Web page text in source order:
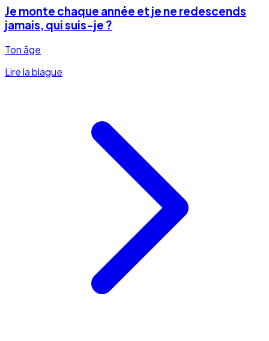
Je monte chaque année et je ne redescends
jamais, qui suis-je ?
Ton âge
Lire la blague